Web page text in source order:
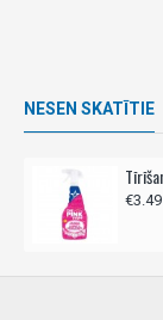
NESEN SKATĪTIE
€3.49